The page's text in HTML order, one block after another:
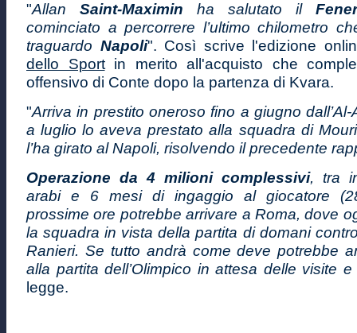
"Allan Saint-Maximin ha salutato il
cominciato a percorrere l’ultimo chilometro
traguardo Napoli". Così scrive l'edizione
dello Sportin merito all'acquisto che
offensivo di Conte dopo la partenza di Kvara.
"Arriva in prestito oneroso fino a giugno
a luglio lo aveva prestato alla squadra di
l’ha girato al Napoli, risolvendo il precedente
Operazione da 4 milioni complessivi, tra
arabi e 6 mesi di ingaggio al giocatore
prossime ore potrebbe arrivare a Roma, dove
la squadra in vista della partita di domani
Ranieri. Se tutto andrà come deve potrebbe
alla partita dell’Olimpico in attesa delle visite
legge.